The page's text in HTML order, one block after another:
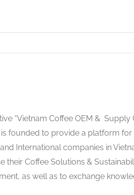
“Vietnam Coffee OEM & Supply
is founded to provide a platform for
International companies in
their Coffee Solutions &
as well as to exchange